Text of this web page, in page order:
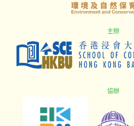
主辦
協辦